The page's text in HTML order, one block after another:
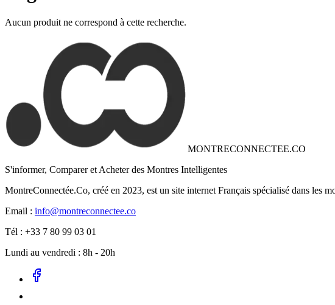
Aucun produit ne correspond à cette recherche.
MONTRECONNECTEE.CO
S'informer, Comparer et Acheter des Montres Intelligentes
MontreConnectée.Co, créé en 2023, est un site internet Français spécialisé dans les
Email : info@montreconnectee.co
Tél : +33 7 80 99 03 01
Lundi au vendredi : 8h - 20h